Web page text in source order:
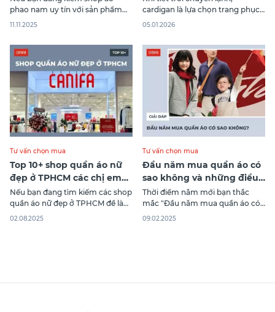
phao nam uy tín với sản phẩm
chất lượng, kiểu dáng đa dạng và
Canifa sẽ tổng hợp cho bạn 12 địa
chỉ mua áo phao nam đáng tin
cậy nhất tại Hà Nội để bạn
11.11.2025
cardigan là lựa chọn trang phục
giữ ấm đảm bảo đủ tính thời
cô nàng ưa chuộng. Nếu bạn
đang tìm kiếm các shop chuyên
áo khoác len nữ cardigan mẫu
mã đẹp, chất lượng tốt mà giá
05.01.2026
Tư vấn chọn mua
Top 10+ shop quần áo nữ
đẹp ở TPHCM các chị em
cực yêu thích
Nếu bạn đang tìm kiếm các shop
quần áo nữ đẹp ở TPHCM để làm
mới phong cách, bài viết này
02.08.2025
Tư vấn chọn mua
Đầu năm mua quần áo có
sao không và những điều
kiêng kỵ gì?
Thời điểm năm mới bạn thắc
mắc "Đầu năm mua quần áo có
sao không?". Khám phá ngay bài
09.02.2025